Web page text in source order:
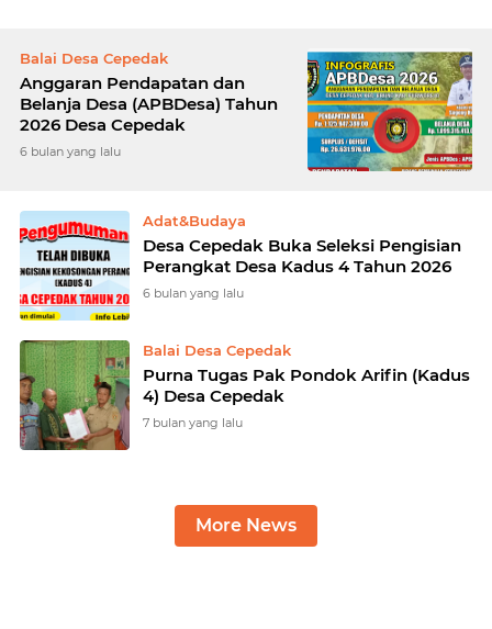
Balai Desa Cepedak
Anggaran Pendapatan dan
Belanja Desa (APBDesa) Tahun
2026 Desa Cepedak
6 bulan yang lalu
Adat&Budaya
Desa Cepedak Buka Seleksi Pengisian
Perangkat Desa Kadus 4 Tahun 2026
6 bulan yang lalu
Balai Desa Cepedak
Purna Tugas Pak Pondok Arifin (Kadus
4) Desa Cepedak
7 bulan yang lalu
More News